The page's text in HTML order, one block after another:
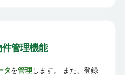
件管理機能
タを管理します。 また、登録